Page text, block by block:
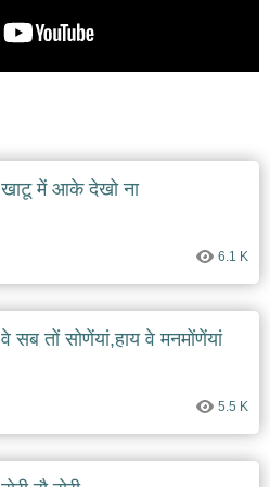
खाटू में आके देखो ना
6.1 K
वे सब तों सोणेंयां,हाय वे मनमोंणेंयां
5.5 K